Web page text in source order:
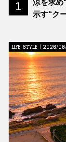
1
涼を求め
示す“ク
LIFE STYLE | 2026/